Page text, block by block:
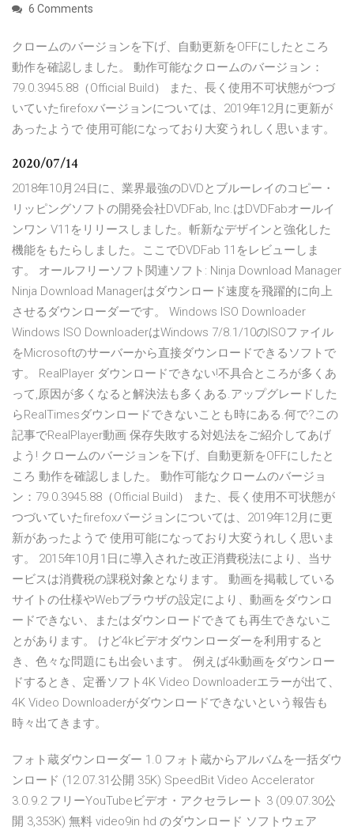
6 Comments
クロームのバージョンを下げ、自動更新をOFFにしたところ
動作を確認しました。 動作可能なクロームのバージョン：
79.0.3945.88（Official Build） また、長く使用不可状態がつづ
いていたfirefoxバージョンについては、2019年12月に更新が
あったようで 使用可能になっており大変うれしく思います。
2020/07/14
2018年10月24日に、業界最強のDVDとブルーレイのコピー・
リッピングソフトの開発会社DVDFab, Inc.はDVDFabオールイ
ンワン V11をリリースしました。斬新なデザインと強化した
機能をもたらしました。ここでDVDFab 11をレビューしま
す。 オールフリーソフト関連ソフト: Ninja Download Manager
Ninja Download Managerはダウンロード速度を飛躍的に向上
させるダウンローダーです。 Windows ISO Downloader
Windows ISO DownloaderはWindows 7/8.1/10のISOファイル
をMicrosoftのサーバーから直接ダウンロードできるソフトで
す。 RealPlayer ダウンロードできない!不具合ところが多くあ
って,原因が多くなると解決法も多くある.アップグレードした
らRealTimesダウンロードできないことも時にある.何で?この
記事でRealPlayer動画 保存失敗する対処法をご紹介してあげ
よう! クロームのバージョンを下げ、自動更新をOFFにしたと
ころ 動作を確認しました。 動作可能なクロームのバージョ
ン：79.0.3945.88（Official Build） また、長く使用不可状態が
つづいていたfirefoxバージョンについては、2019年12月に更
新があったようで 使用可能になっており大変うれしく思いま
す。 2015年10月1日に導入された改正消費税法により、当サ
ービスは消費税の課税対象となります。 動画を掲載している
サイトの仕様やWebブラウザの設定により、動画をダウンロ
ードできない、またはダウンロードできても再生できないこ
とがあります。 けど4kビデオダウンローダーを利用すると
き、色々な問題にも出会います。 例えば4k動画をダウンロー
ドするとき、定番ソフト4K Video Downloaderエラーが出て、
4K Video Downloaderがダウンロードできないという報告も
時々出てきます。
フォト蔵ダウンローダー 1.0 フォト蔵からアルバムを一括ダウ
ンロード (12.07.31公開 35K) SpeedBit Video Accelerator
3.0.9.2 フリーYouTubeビデオ・アクセラレート 3 (09.07.30公
開 3,353K) 無料 video9in hd のダウンロード ソフトウェア